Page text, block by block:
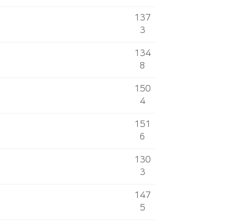
137
3
134
8
150
4
151
6
130
3
147
5